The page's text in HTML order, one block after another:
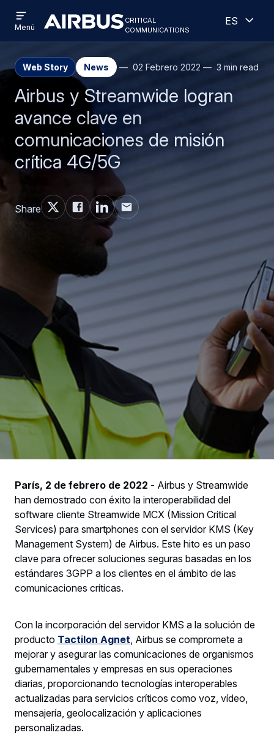
Pasar
al
contenido
Skip
to
search
Criticalcommunications
critical
communications
menu
Menú
Español
Web Story News 02 Febrero 2022 3 min read
Airbus y Streamwide logran
avance clave en
comunicaciones de misión
crítica 4G/5G
Share
París, 2 de febrero de 2022 - Airbus y Streamwide
han demostrado con éxito la interoperabilidad del
software cliente Streamwide MCX (Mission Critical
Services) para smartphones con el servidor KMS (Key
Management System) de Airbus. Este hito es un paso
clave para ofrecer soluciones seguras basadas en los
estándares 3GPP a los clientes en el ámbito de las
comunicaciones críticas.
Con la incorporación del servidor KMS a la solución de
producto Tactilon Agnet , Airbus se compromete a
mejorar y asegurar las comunicaciones de organismos
gubernamentales y empresas en sus operaciones
diarias, proporcionando tecnologías interoperables
actualizadas para servicios críticos como voz, vídeo,
mensajería, geolocalización y aplicaciones
personalizadas.